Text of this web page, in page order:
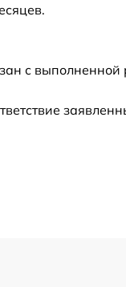
от 30 мин
от 60 мин
от 60 мин
с